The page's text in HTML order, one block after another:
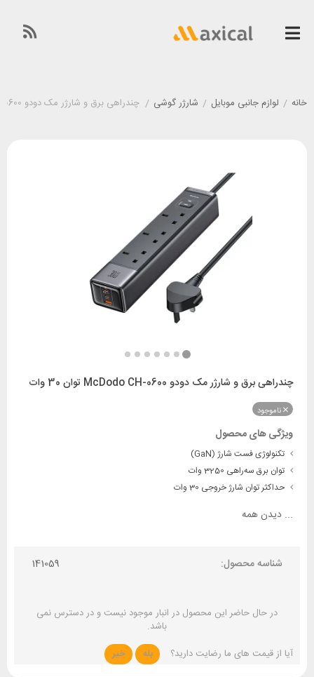
خانه / لوازم جانبی موبایل / شارژر گوشی / چندراهی برق و شارژر مک دودو McDodo CH-0600 توان 30 وات
چندراهی برق و شارژر مک دودو McDodo CH-0600 توان 30 وات
ناموجود
ویژگی های محصول
تکنولوژی فست شارژ (GaN)
توان برق سه‌راهی 3250 وات
حداکثر توان شارژ خروجی 30 وات
... دیدن همه
شناسه محصول: 141059
در حال حاضر این محصول در انبار موجود نیست و در دسترس نمی
باشد.
آیا از قیمت های ما رضایت دارید؟
بله خیر